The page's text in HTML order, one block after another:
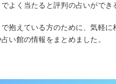
よく当たると評判の占いができ
抱えている方のために、気軽
い館の情報をまとめました。